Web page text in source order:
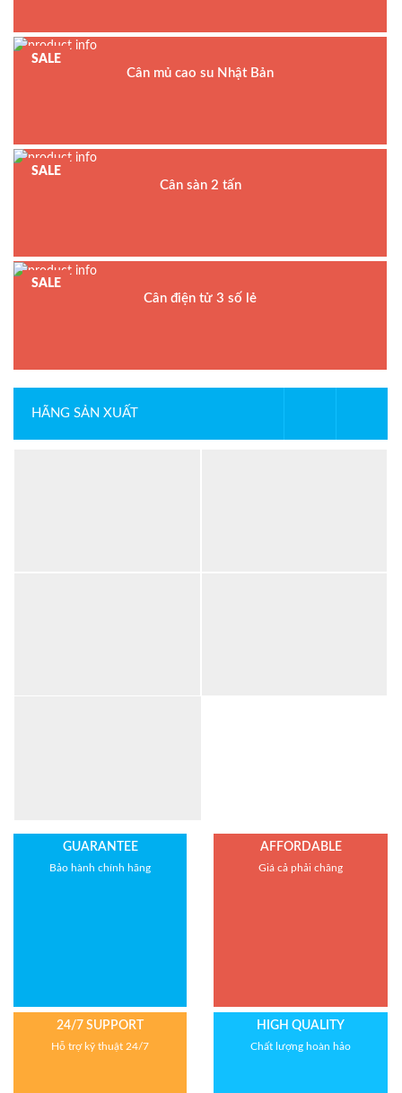
Xuất xứ : Nhật Bản
Bảo hành: 5 năm
SALE
Cân mủ cao su Nhật Bản
Bảo hành: 5 năm
SALE
Cân sàn 2 tấn
Bảo hành: 2 năm
SALE
Cân điện tử 3 số lẻ
HÃNG SẢN XUẤT
GUARANTEE
Bảo hành chính hãng
AFFORDABLE
Giá cả phải chăng
24/7 SUPPORT
Hỗ trợ kỹ thuật 24/7
HIGH QUALITY
Chất lượng hoàn hảo